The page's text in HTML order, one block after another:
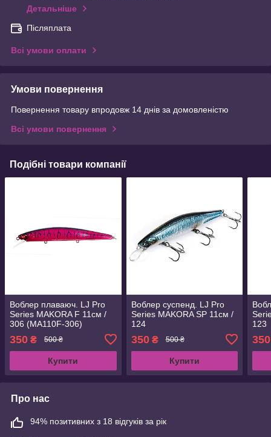
Детальніше
Післяплата
Всі умови оплати
Умови повернення
Повернення товару впродовж 14 днів за домовленістю
Всі умови повернення
Подібні товари компанії
Воблер плаваюч. LJ Pro
Series MAKORA F 11см /
306 (MA110F-306)
350 ₴ 500 ₴
Купити
Воблер суспенд. LJ Pro
Series MAKORA SP 11см /
124
350₴ 500 ₴
Купити
123
350
Про нас
94% позитивних з 18 відгуків за рік